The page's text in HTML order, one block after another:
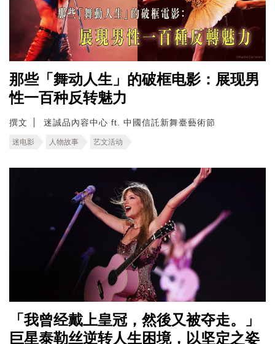
那些「舞动人生」的破框电影：展现男
性一百种反转魅力
撰文 迷誠品內容中心 ft. 中國信託新舞臺藝術節
迷电影 人物故事 艺文活动
「我曾经戴上皇冠，然後又被夺走。」
巨星泰勒丝逆转人生困境，以坚定之姿